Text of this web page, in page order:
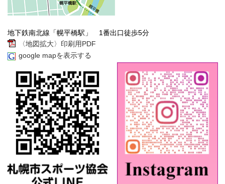
地下鉄南北線「幌平橋駅」 1番出口徒歩5分
〈地図拡大〉印刷用PDF
google mapを表示する